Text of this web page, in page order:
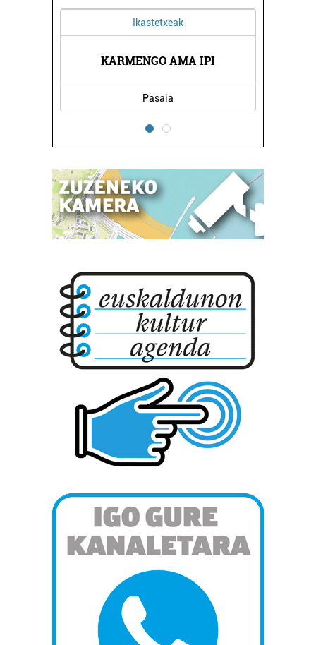
Ikastetxeak
KARMENGO AMA IPI
Pasaia